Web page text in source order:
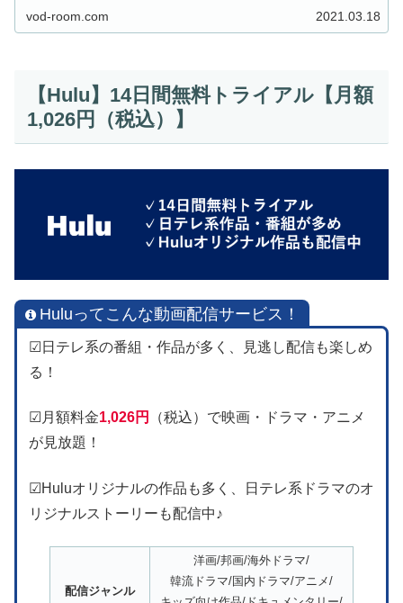
vod-room.com 2021.03.18
【Hulu】14日間無料トライアル【月額
1,026円（税込）】
Huluってこんな動画配信サービス！
☑日テレ系の番組・作品が多く、見逃し配信も楽しめ
る！
☑月額料金1,026円
（税込）で映画・ドラマ・アニメ
が見放題！
☑Huluオリジナルの作品も多く、日テレ系ドラマのオ
リジナルストーリーも配信中♪
配信ジャンル
洋画/邦画/海外ドラマ/
韓流ドラマ/国内ドラマ/アニメ/